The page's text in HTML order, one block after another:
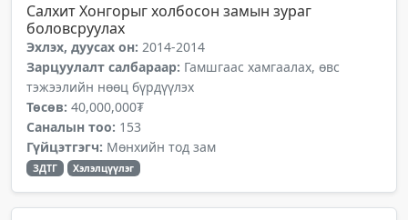
Салхит Хонгорыг холбосон замын зураг
боловсруулах
Эхлэх, дуусах он: 2014-2014
Зарцуулалт салбараар: Гамшгаас хамгаалах, өвс
тэжээлийн нөөц бүрдүүлэх
Төсөв: 40,000,000₮
Саналын тоо: 153
Гүйцэтгэгч: Мөнхийн тод зам
ЗДТГ Хэлэлцүүлэг